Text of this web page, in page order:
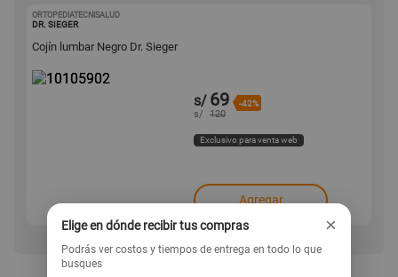
ORTOPEDIATECNISALUD
DR. SIEGER
Cojín lumbar Negro Dr. Sieger
s/ 69 -42%
s/ 120
Exclusivo para venta web
Agregar
Elige en dónde recibir tus compras ×
Podrás ver costos y tiempos de entrega en todo lo que
busques